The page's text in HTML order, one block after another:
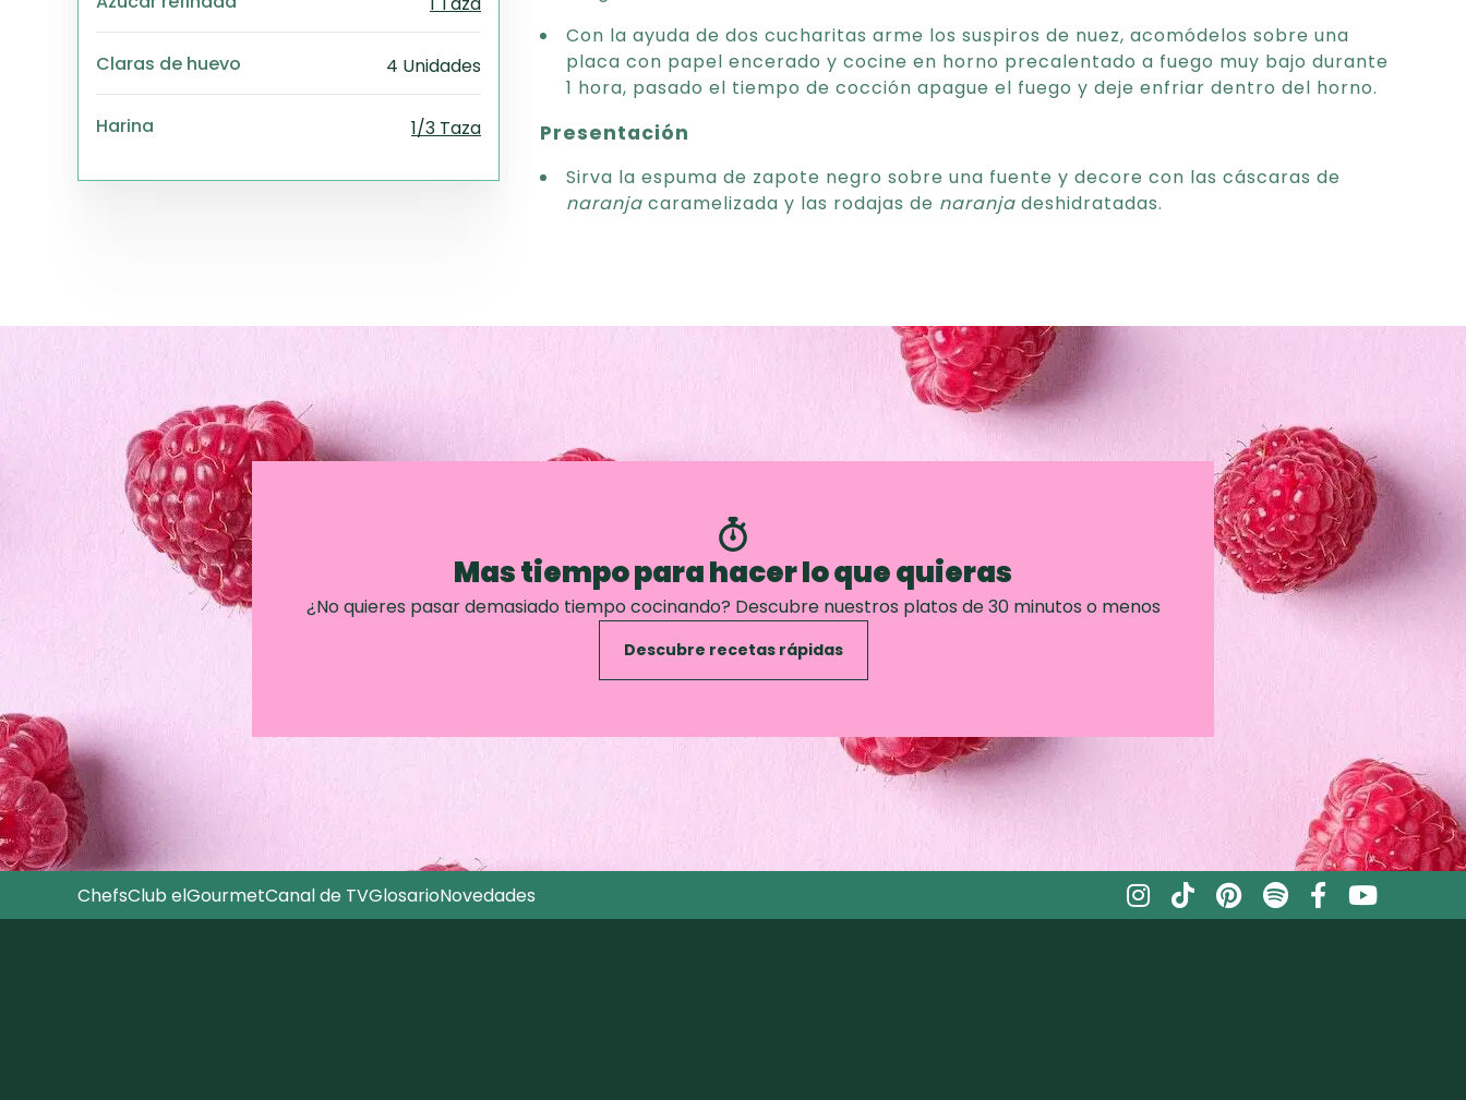
Claras de huevo 4 Unidades
Harina 1/3 Taza
Con la ayuda de dos cucharitas arme los suspiros de nuez, acomódelos sobre una
placa con papel encerado y cocine en horno precalentado a fuego muy bajo durante
1 hora, pasado el tiempo de cocción apague el fuego y deje enfriar dentro del horno.
Presentación
Sirva la espuma de zapote negro sobre una fuente y decore con las cáscaras de
naranja caramelizada y las rodajas de naranja deshidratadas.
Mas tiempo para hacer lo que quieras
¿No quieres pasar demasiado tiempo cocinando? Descubre nuestros platos de 30 minutos o menos
Descubre recetas rápidas
ChefsClub elGourmetCanal de TVGlosarioNovedades